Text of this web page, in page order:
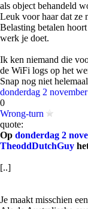
als object behandeld
Leuk voor haar dat ze
Belasting betalen
werk je doet.
Ik ken niemand die
de WiFi logs op het
Snap nog niet
donderdag 2
0
Wrong-turn
quote:
Op donderdag 2
TheoddDutchGuy
[..]
Je maakt misschien